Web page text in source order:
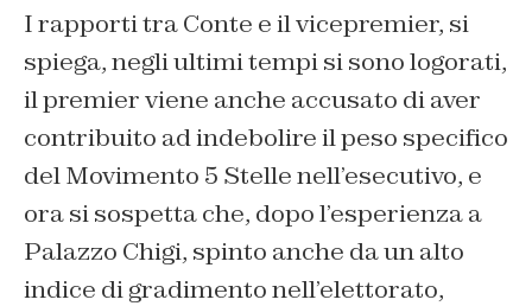
I rapporti tra Conte e il vicepremier, si
spiega, negli ultimi tempi si sono logorati,
il premier viene anche accusato di aver
contribuito ad indebolire il peso specifico
del Movimento 5 Stelle nell’esecutivo, e
ora si sospetta che, dopo l’esperienza a
Palazzo Chigi, spinto anche da un alto
indice di gradimento nell’elettorato,